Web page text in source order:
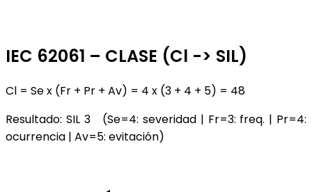
IEC 62061 – CLASE (Cl -> SIL)
Cl = Se x (Fr + Pr + Av) = 4 x (3 + 4 + 5) = 48
Resultado: SIL 3 (Se=4: severidad | Fr=3: freq. | Pr=4:
ocurrencia | Av=5: evitación)